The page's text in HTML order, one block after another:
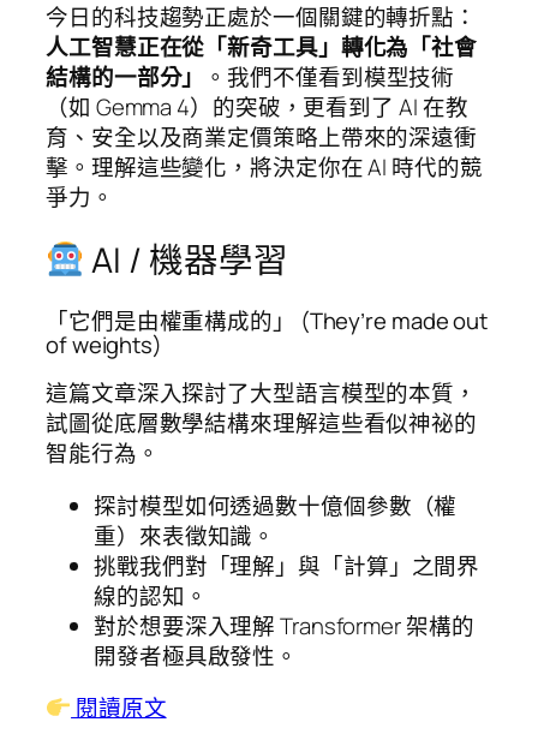
今日的科技趨勢正處於一個關鍵的轉折點：
人工智慧正在從「新奇工具」轉化為「社會
結構的一部分」
。我們不僅看到模型技術
（如 Gemma 4）的突破，更看到了 AI 在教
育、安全以及商業定價策略上帶來的深遠衝
擊。理解這些變化，將決定你在 AI 時代的競
爭力。
AI / 機器學習
「它們是由權重構成的」 (They’re made out
of weights)
這篇文章深入探討了大型語言模型的本質，
試圖從底層數學結構來理解這些看似神祕的
智能行為。
探討模型如何透過數十億個參數（權
重）來表徵知識。
挑戰我們對「理解」與「計算」之間界
線的認知。
對於想要深入理解 Transformer 架構的
開發者極具啟發性。
閱讀原文